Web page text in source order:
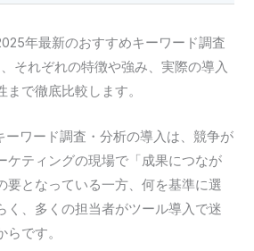
年最新のおすすめキーワード調査
それぞれの特徴や強み、実際の導入
で徹底比較します。
ーワード調査・分析の導入は、競争が
ケティングの現場で「成果につなが
要となっている一方、何を基準に選
く、多くの担当者がツール導入で迷
です。